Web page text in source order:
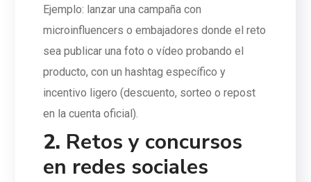
Ejemplo: lanzar una campaña con
microinfluencers o embajadores donde el reto
sea publicar una foto o vídeo probando el
producto, con un hashtag específico y
incentivo ligero (descuento, sorteo o repost
en la cuenta oficial).
2. Retos y concursos
en redes sociales